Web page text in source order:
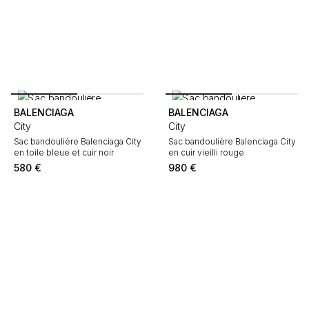
BALENCIAGA
City
Sac bandoulière Balenciaga City
en toile bleue et cuir noir
580 €
BALENCIAGA
City
Sac bandoulière Balenciaga City
en cuir vieilli rouge
980 €